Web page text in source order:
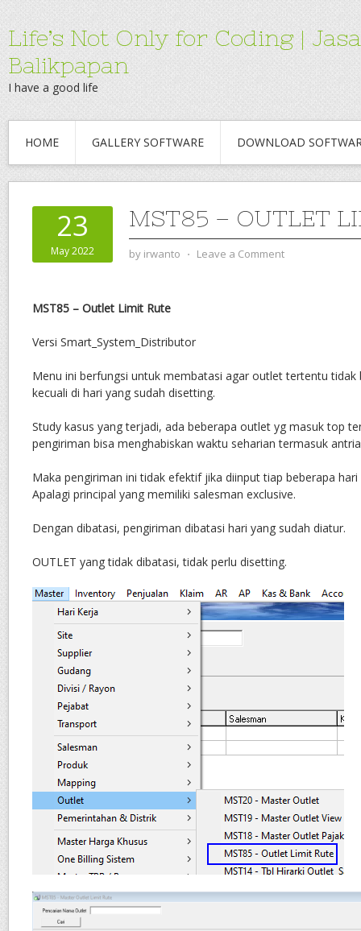
Life’s Not Only for Coding |
Balikpapan
I have a good life
HOME GALLERY SOFTWARE DOWNLOAD
23
May 2022
MST85 – OUTLET
by irwanto ⋅ Leave a Comment
MST85 – Outlet Limit Rute
Versi Smart_System_Distributor
Menu ini berfungsi untuk membatasi agar outlet tertentu tidak
kecuali di hari yang sudah disetting.
Study kasus yang terjadi, ada beberapa outlet yg masuk top
pengiriman bisa menghabiskan waktu seharian termasuk
Maka pengiriman ini tidak efektif jika diinput tiap beberapa hari
Apalagi principal yang memiliki salesman exclusive.
Dengan dibatasi, pengiriman dibatasi hari yang sudah diatur.
OUTLET yang tidak dibatasi, tidak perlu disetting.